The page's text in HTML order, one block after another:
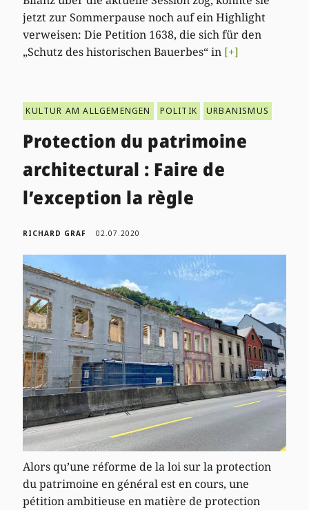
jetzt zur Sommerpause noch auf ein Highlight
verweisen: Die Petition 1638, die sich für den
„Schutz des historischen Bauerbes“ in [+]
KULTUR AM ALLGEMENGEN POLITIK URBANISMUS
Protection du patrimoine
architectural : Faire de
l’exception la règle
RICHARD GRAF 02.07.2020
Alors qu’une réforme de la loi sur la protection
du patrimoine en général est en cours, une
pétition ambitieuse en matière de protection